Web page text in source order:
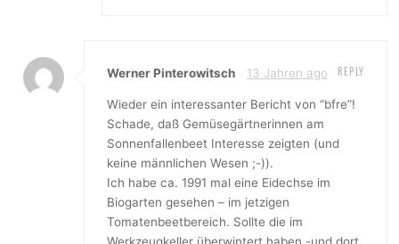
Werner Pinterowitsch 13 Jahren ago REPLY
Wieder ein interessanter Bericht von “bfre”!
Schade, daß Gemüsegärtnerinnen am
Sonnenfallenbeet Interesse zeigten (und
keine männlichen Wesen ;-)).
Ich habe ca. 1991 mal eine Eidechse im
Biogarten gesehen – im jetzigen
Tomatenbeetbereich. Sollte die im